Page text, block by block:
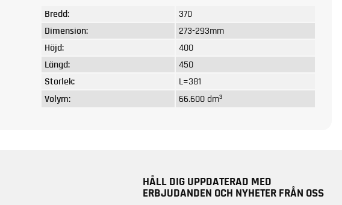
Bredd:
370
Dimension:
273-293mm
Höjd:
400
Längd:
450
Storlek:
L=381
Volym:
66.600 dm³
HÅLL DIG UPPDATERAD MED
ERBJUDANDEN OCH NYHETER FRÅN OSS